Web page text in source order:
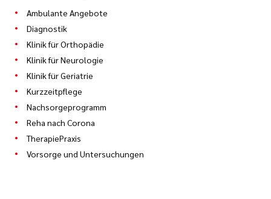
Ambulante Angebote
Diagnostik
Klinik für Orthopädie
Klinik für Neurologie
Klinik für Geriatrie
Kurzzeitpflege
Nachsorgeprogramm
Reha nach Corona
TherapiePraxis
Vorsorge und Untersuchungen